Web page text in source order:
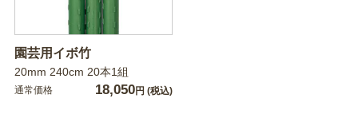
園芸用イボ竹
20mm 240cm 20本1組
通常価格 18,050円 (税込)